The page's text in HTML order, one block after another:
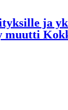
ja
muutti